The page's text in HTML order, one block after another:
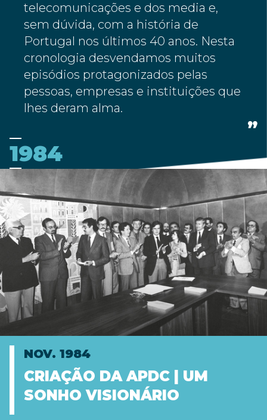
telecomunicações e dos media e,
sem dúvida, com a história de
Portugal nos últimos 40 anos. Nesta
cronologia desvendamos muitos
episódios protagonizados pelas
pessoas, empresas e instituições que
lhes deram alma.
1984
NOV. 1984
CRIAÇÃO DA APDC | UM
SONHO VISIONÁRIO